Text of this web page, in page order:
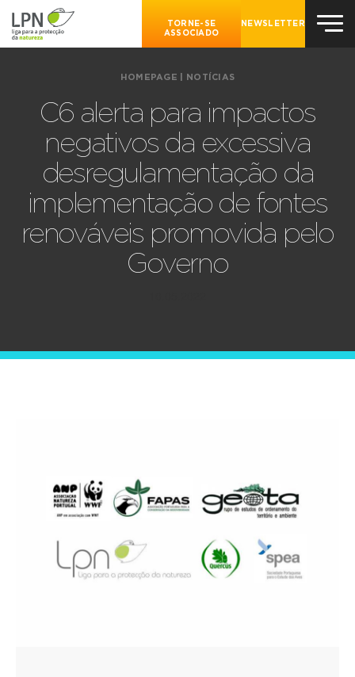
TORNE-SE
ASSOCIADO
NEWSLETTER
HOMEPAGE NOTÍCIAS
C6 alerta para impactos
negativos da excessiva
desregulamentação da
implementação de fontes
renováveis promovida pelo
Governo